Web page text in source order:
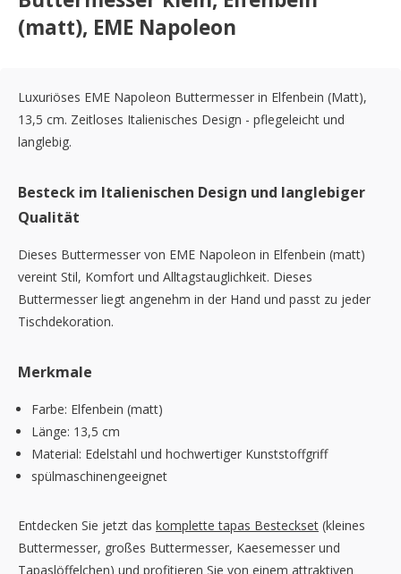
(matt), EME Napoleon
Luxuriöses EME Napoleon Buttermesser in Elfenbein (Matt),
13,5 cm. Zeitloses Italienisches Design - pflegeleicht und
langlebig.
Besteck im Italienischen Design und langlebiger
Qualität
Dieses Buttermesser von EME Napoleon in Elfenbein (matt)
vereint Stil, Komfort und Alltagstauglichkeit. Dieses
Buttermesser liegt angenehm in der Hand und passt zu jeder
Tischdekoration.
Merkmale
Farbe: Elfenbein (matt)
Länge: 13,5 cm
Material: Edelstahl und hochwertiger Kunststoffgriff
spülmaschinengeeignet
Entdecken Sie jetzt das komplette tapas Besteckset (kleines
Buttermesser, großes Buttermesser, Kaesemesser und
Tapaslöffelchen) und profitieren Sie von einem attraktiven